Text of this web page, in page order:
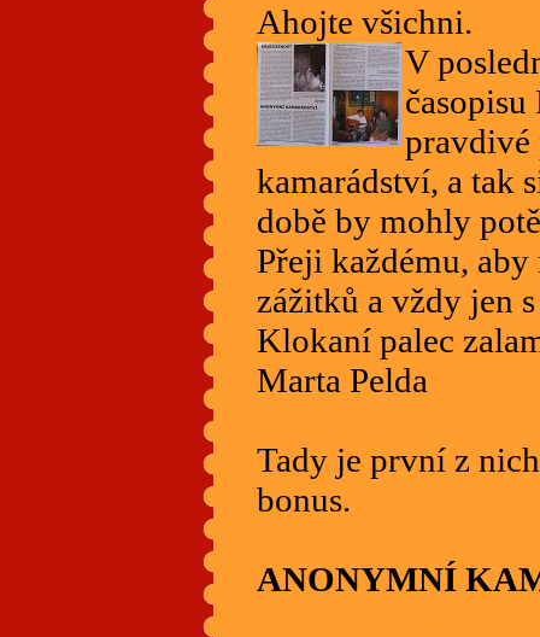
Ahojte všichni.
V
pravdivé
kamarádství, a tak
době by mohly
Přeji každému,
zážitků a vždy jen
Klokaní palec
Marta Pelda
Tady je první z
bonus.
ANONYMNÍ